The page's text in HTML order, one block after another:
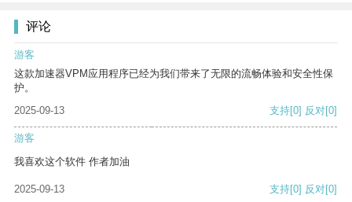
评论
游客
这款加速器VPM应用程序已经为我们带来了无限的流畅体验和安全性保
护。
2025-09-13
支持[0] 反对[0]
游客
我喜欢这个软件 作者加油
2025-09-13 支持[0] 反对[0]